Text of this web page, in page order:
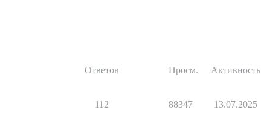
Ответов Просм. Активность
112 88347 13.07.2025